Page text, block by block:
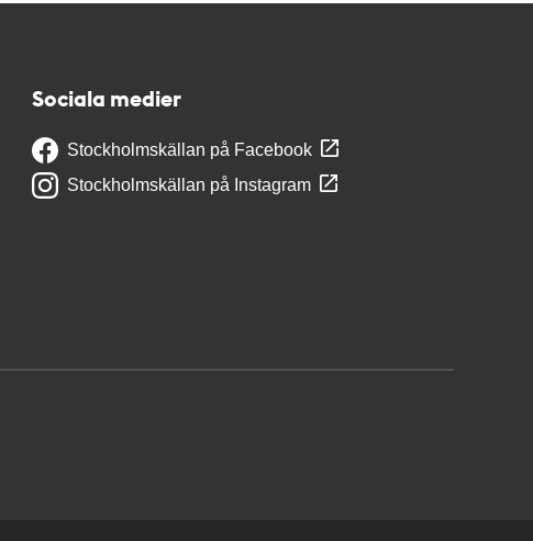
Sociala medier
Stockholmskällan på Facebook
Stockholmskällan på Instagram